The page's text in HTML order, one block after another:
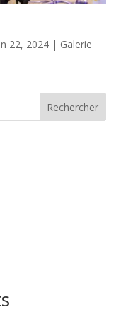
22, 2024| Galerie
Rechercher